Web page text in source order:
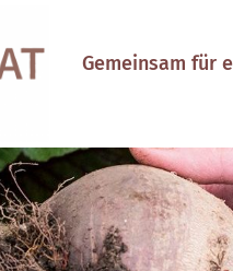
Gemeinsam für